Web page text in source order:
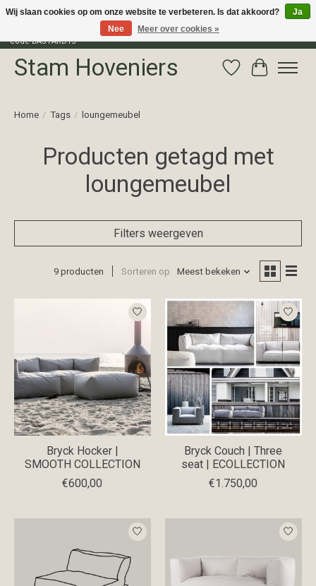
Profiteer van 15% korting op het gehele assortiment van The Bastard met
code BASTARD15
Stam Hoveniers Verlanglijst
Home / Tags / loungemeubel
Producten getagd met
loungemeubel
Filters weergeven
9 producten Sorteren op Meest bekeken
Bryck Hocker |
SMOOTH COLLECTION
€600,00
Bryck Couch | Three
seat | ECOLLECTION
€1.750,00
Wij slaan cookies op om onze website te verbeteren. Is dat akkoord?
Ja
Nee
Meer over cookies »